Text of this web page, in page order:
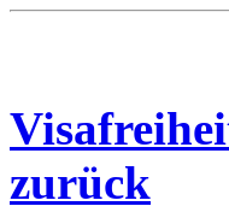
zurück